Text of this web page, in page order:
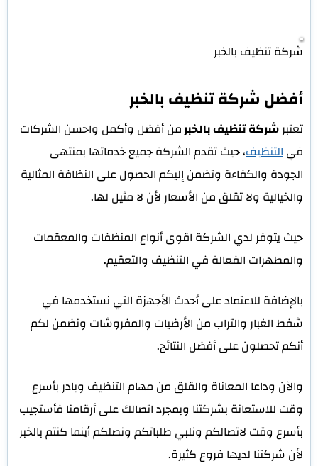
شركة تنظيف بالخبر
أفضل شركة تنظيف بالخبر
تعتبرشركة تنظيف بالخبرمن أفضل وأكمل واحسن الشركات
فيالتنظيف، حيث تقدم الشركة جميع خدماتها بمنتهى
الجودة والكفاءة وتضمن إليكم الحصول على النظافة المثالية
والخيالية ولا تقلق من الأسعار لأن لا مثيل لها.
حيث يتوفر لدي الشركة اقوى أنواع المنظفات والمعقمات
والمطهرات الفعالة في التنظيف والتعقيم.
بالإضافة للاعتماد على أحدث الأجهزة التي نستخدمها في
شفط الغبار والتراب من الأرضيات والمفروشات ونضمن لكم
أنكم تحصلون على أفضل النتائج.
والآن وداعا المعاناة والقلق من مهام التنظيف وبادر بأسرع
وقت للاستعانة بشركتنا وبمجرد اتصالك على أرقامنا فأستجيب
بأسرع وقت لاتصالكم ونلبي طلباتكم ونصلكم أينما كنتم بالخبر
لأن شركتنا لديها فروع كثيرة.